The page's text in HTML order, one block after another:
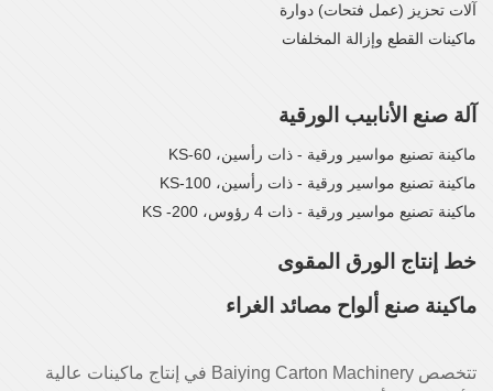
آلات تحزيز (عمل فتحات) دوارة
ماكينات القطع وإزالة المخلفات
آلة صنع الأنابيب الورقية
ماكينة تصنيع مواسير ورقية - ذات رأسين، KS-60
ماكينة تصنيع مواسير ورقية - ذات رأسين، KS-100
ماكينة تصنيع مواسير ورقية - ذات 4 رؤوس، KS -200
خط إنتاج الورق المقوى
ماكينة صنع ألواح مصائد الغراء
تتخصص Baiying Carton Machinery في إنتاج ماكينات عالية